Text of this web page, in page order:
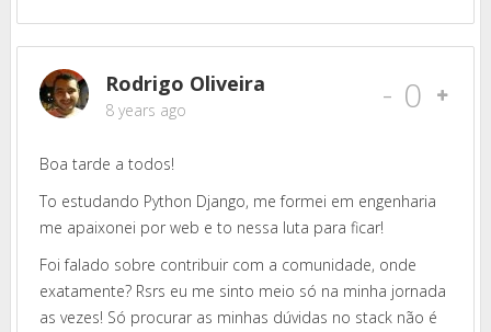
Rodrigo Oliveira
8 years ago - 0
Boa tarde a todos!
To estudando Python Django, me formei em engenharia
me apaixonei por web e to nessa luta para ficar!
Foi falado sobre contribuir com a comunidade, onde
exatamente? Rsrs eu me sinto meio só na minha jornada
as vezes! Só procurar as minhas dúvidas no stack não é